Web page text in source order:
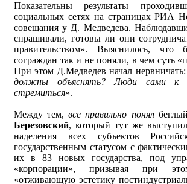
Показательны результаты
социальных сетях на страницах РИА
совещания у Д. Медведева.
спрашивали, готовы ли они
правительством». Выяснилось, что
сограждан так и не поняли, в чем суть
При этом Д.Медведев начал
должны объяснять? Люди сами к
стремиться».
Между тем,все правильно понял
Березовский, который тут же
наделения всех субъектов
государственным статусом с
их в 83 новых государства, под
«корпорации», призывая при
«отживающую эстетику